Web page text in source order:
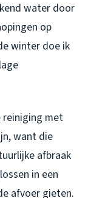
water door
op
winter doe ik
reiniging met
want die
afbraak
in een
afvoer gieten.